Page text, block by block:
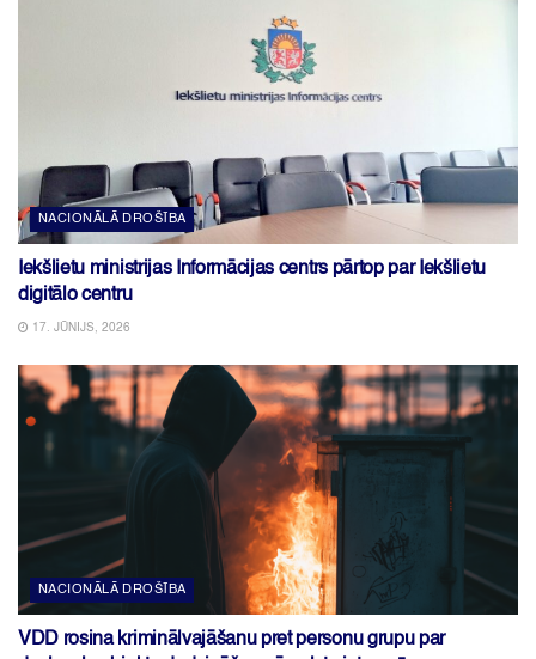
NACIONĀLĀ DROŠĪBA
Iekšlietu ministrijas Informācijas centrs pārtop par Iekšlietu
digitālo centru
17. JŪNIJS, 2026
NACIONĀLĀ DROŠĪBA
VDD rosina kriminālvajāšanu pret personu grupu par